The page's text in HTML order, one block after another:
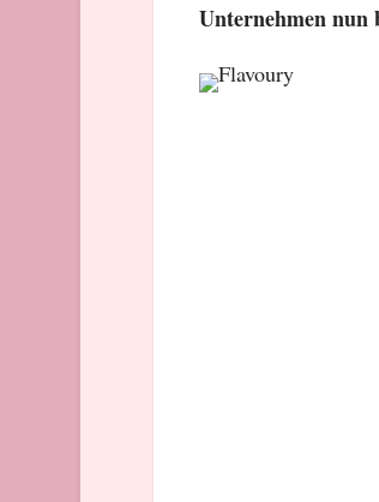
Unternehmen nun